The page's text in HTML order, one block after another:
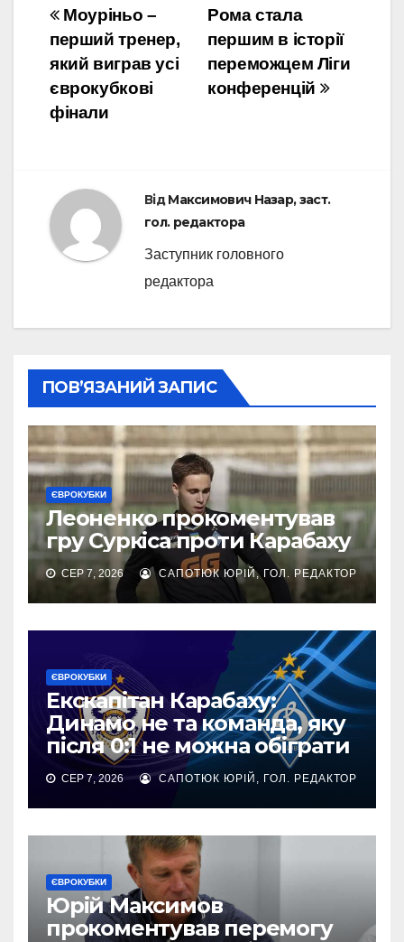
Навігація
записів
Рома стала
першим в історії
переможцем Ліги
конференцій
Моуріньо –
перший тренер,
який виграв усі
єврокубкові
фінали
ВідМаксимович Назар, заст.
гол. редактора
Заступник головного
редактора
ПОВ’ЯЗАНИЙ ЗАПИС
ЄВРОКУБКИ
Леоненко прокоментував
гру Суркіса проти Карабаху
СЕР 7, 2026 САПОТЮК ЮРІЙ, ГОЛ. РЕДАКТОР
ЄВРОКУБКИ
Екскапітан Карабаху:
Динамо не та команда, яку
після 0:1 не можна обіграти
СЕР 7, 2026 САПОТЮК ЮРІЙ, ГОЛ. РЕДАКТОР
ЄВРОКУБКИ
Юрій Максимов
прокоментував перемогу